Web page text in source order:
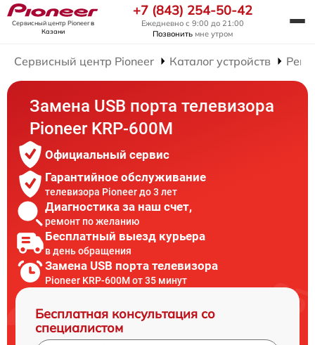
Сервисный центр Pioneerв
Казани
+7 (843) 254-50-42
Ежедневно с 9:00 до 21:00
Позвонить мне утром
Сервисный центр Pioneer Каталог устройств
Замена USB порта телевизора
Pioneer KRP-600M
Официальный сервис
Гарантийное обслуживание
телевизора Pioneer до 3 лет
Диагностика за наш счет,
ремонт по желанию
Бесплатный выезд курьера
в день обращения
Замена USB порта телевизора
Pioneer KRP-600M от 35 минут
Бесплатная консультация со
специалистом